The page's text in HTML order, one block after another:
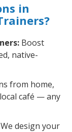
in
Boost
native-
from home,
café — any
We design your